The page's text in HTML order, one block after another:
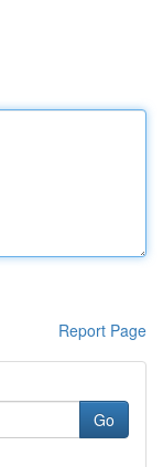
Report Page
Go